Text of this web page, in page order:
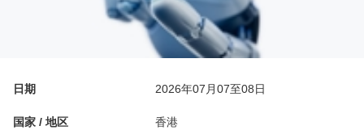
日期 2026年07月07至08日
国家 / 地区 香港